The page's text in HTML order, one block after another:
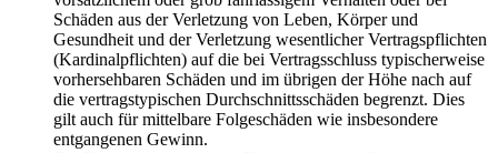
Schäden aus der Verletzung von Leben, Körper und
Gesundheit und der Verletzung wesentlicher Vertragspflichten
(Kardinalpflichten) auf die bei Vertragsschluss typischerweise
vorhersehbaren Schäden und im übrigen der Höhe nach auf
die vertragstypischen Durchschnittsschäden begrenzt. Dies
gilt auch für mittelbare Folgeschäden wie insbesondere
entgangenen Gewinn.